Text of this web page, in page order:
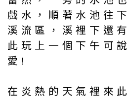
戲水，順著水池往
溪流區，溪裡下還
此玩上一個下午可
愛!
在炎熱的天氣裡來